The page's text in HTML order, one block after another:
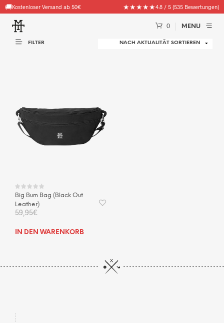
🚚Kostenloser Versand ab 50€ ★★★★★4.8 / 5 (535 Bewertungen)
0 MENU
FILTER
Big Bum Bag (Black Out
Leather)
59,95€
IN DEN WARENKORB